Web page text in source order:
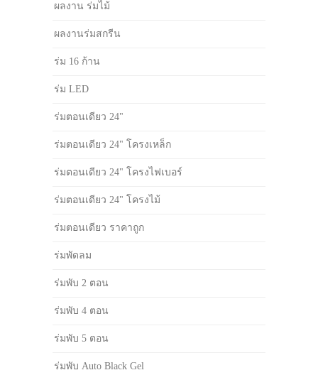
ผลงาน ร่มไม้
ผลงานร่มสกรีน
ร่ม 16 ก้าน
ร่ม LED
ร่มตอนเดียว 24"
ร่มตอนเดียว 24" โครงเหล็ก
ร่มตอนเดียว 24" โครงไฟเบอร์
ร่มตอนเดียว 24" โครงไม้
ร่มตอนเดียว ราคาถูก
ร่มพัดลม
ร่มพับ 2 ตอน
ร่มพับ 4 ตอน
ร่มพับ 5 ตอน
ร่มพับ Auto Black Gel